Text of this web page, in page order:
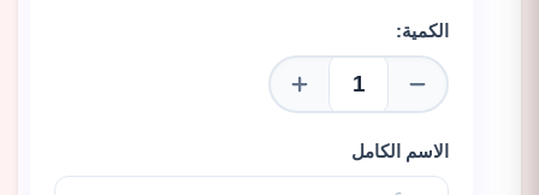
الكمية:
الاسم الكامل